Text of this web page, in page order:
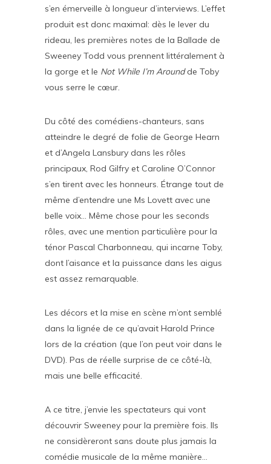
s’en émerveille à longueur d’interviews. L’effet
produit est donc maximal: dès le lever du
rideau, les premières notes de la Ballade de
Sweeney Todd vous prennent littéralement à
la gorge et le Not While I’m Aroundde Toby
vous serre le cœur.
Du côté des comédiens-chanteurs, sans
atteindre le degré de folie de George Hearn
et d’Angela Lansbury dans les rôles
principaux, Rod Gilfry et Caroline O’Connor
s’en tirent avec les honneurs. Étrange tout de
même d’entendre une Ms Lovett avec une
belle voix… Même chose pour les seconds
rôles, avec une mention particulière pour la
ténor Pascal Charbonneau, qui incarne Toby,
dont l’aisance et la puissance dans les aigus
est assez remarquable.
Les décors et la mise en scène m’ont semblé
dans la lignée de ce qu’avait Harold Prince
lors de la création (que l’on peut voir dans le
DVD). Pas de réelle surprise de ce côté-là,
mais une belle efficacité.
A ce titre, j’envie les spectateurs qui vont
découvrir Sweeney pour la première fois. Ils
ne considèreront sans doute plus jamais la
comédie musicale de la même manière…